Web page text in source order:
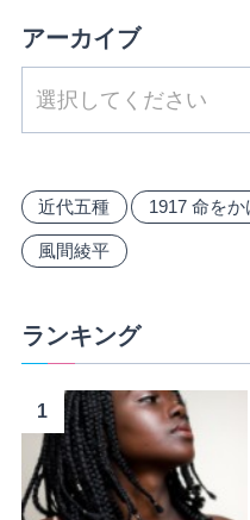
アーカイブ
近代五種 1917 命を
風間綾平
ランキング
1